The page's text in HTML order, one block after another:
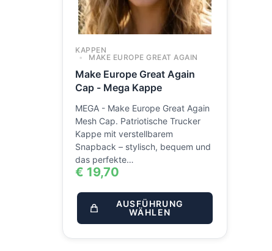
KAPPEN
MAKE EUROPE GREAT AGAIN
Make Europe Great Again
Cap - Mega Kappe
MEGA - Make Europe Great Again
Mesh Cap. Patriotische Trucker
Kappe mit verstellbarem
Snapback – stylisch, bequem und
das perfekte…
€ 19,70
AUSFÜHRUNG
WÄHLEN